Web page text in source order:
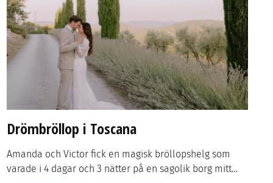
Drömbröllop i Toscana
Amanda och Victor fick en magisk bröllopshelg som
varade i 4 dagar och 3 nätter på en sagolik borg mitt…